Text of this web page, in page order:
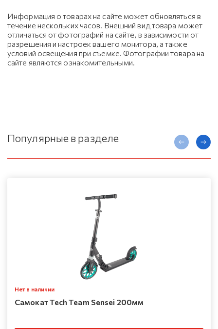
Информация о товарах на сайте может обновляться в
течение нескольких часов. Внешний вид товара может
отличаться от фотографий на сайте, в зависимости от
разрешения и настроек вашего монитора, а также
условий освещения при съемке. Фотографии товара на
сайте являются ознакомительными.
Популярные в разделе
Нет в наличии
Самокат Tech Team Sensei 200мм